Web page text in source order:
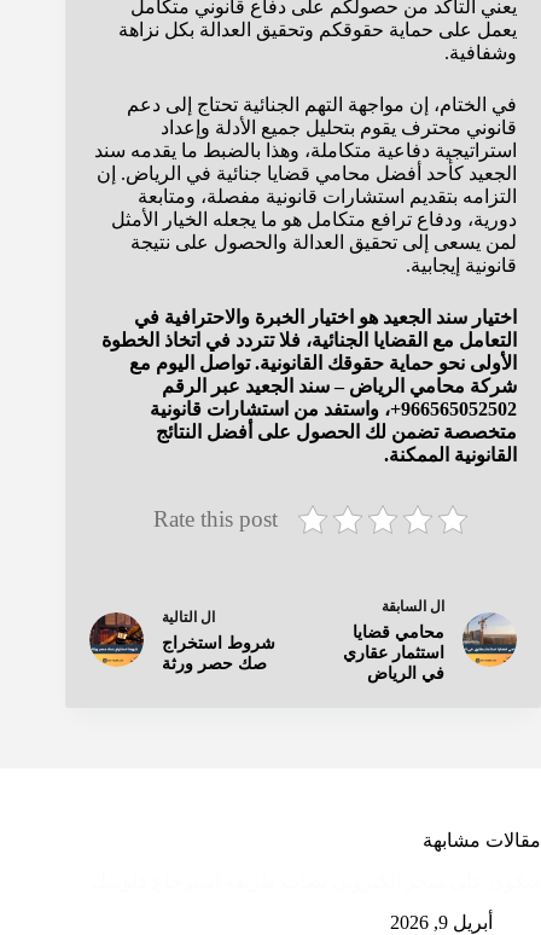
يعني التأكد من حصولكم على دفاع قانوني متكامل
يعمل على حماية حقوقكم وتحقيق العدالة بكل نزاهة
وشفافية.
في الختام، إن مواجهة التهم الجنائية تحتاج إلى دعم
قانوني محترف يقوم بتحليل جميع الأدلة وإعداد
استراتيجية دفاعية متكاملة، وهذا بالضبط ما يقدمه سند
الجعيد كأحد أفضل محامي قضايا جنائية في الرياض. إن
التزامه بتقديم استشارات قانونية مفصلة، ومتابعة
دورية، ودفاع ترافع متكامل هو ما يجعله الخيار الأمثل
لمن يسعى إلى تحقيق العدالة والحصول على نتيجة
قانونية إيجابية.
اختيار سند الجعيد هو اختيار الخبرة والاحترافية في
التعامل مع القضايا الجنائية، فلا تتردد في اتخاذ الخطوة
الأولى نحو حماية حقوقك القانونية. تواصل اليوم مع
شركة محامي الرياض – سند الجعيد عبر الرقم
966565052502+، واستفد من استشارات قانونية
متخصصة تضمن لك الحصول على أفضل النتائج
القانونية الممكنة.
Rate this post
ال السابقة
محامي قضايا
استثمار عقاري
في الرياض
ال التالية
شروط استخراج
صك حصر ورثة
مقالات مشابهة
أبريل 9, 2026